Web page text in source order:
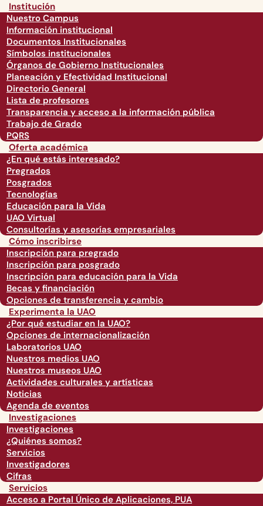
Institución
Nuestro Campus
Información institucional
Documentos Institucionales
Símbolos institucionales
Órganos de Gobierno Institucionales
Planeación y Efectividad Institucional
Directorio General
Lista de profesores
Transparencia y acceso a la información pública
Trabajo de Grado
PQRS
Oferta académica
¿En qué estás interesado?
Pregrados
Posgrados
Tecnologías
Educación para la Vida
UAO Virtual
Consultorías y asesorías empresariales
Cómo inscribirse
Inscripción para pregrado
Inscripción para posgrado
Inscripción para educación para la Vida
Becas y financiación
Opciones de transferencia y cambio
Experimenta la UAO
¿Por qué estudiar en la UAO?
Opciones de internacionalización
Laboratorios UAO
Nuestros medios UAO
Nuestros museos UAO
Actividades culturales y artísticas
Noticias
Agenda de eventos
Investigaciones
Investigaciones
¿Quiénes somos?
Servicios
Investigadores
Cifras
Servicios
Acceso a Portal Único de Aplicaciones, PUA